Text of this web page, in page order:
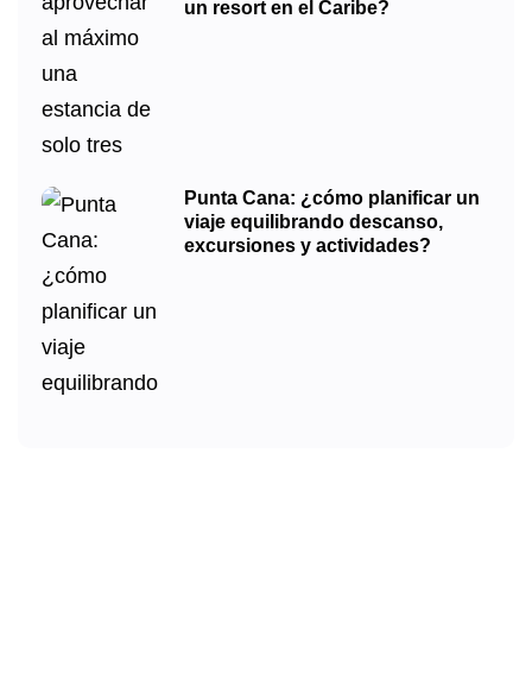
un resort en el Caribe?
Punta Cana: ¿cómo planificar un
viaje equilibrando descanso,
excursiones y actividades?